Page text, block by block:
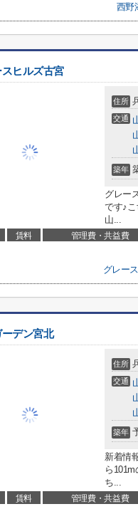
西野
スヒルズ古宮
住所
交通
築年
グレー
です♪
山...
賃料 管理費・共益費
グレー
デン宮北
住所
交通
築年
新着情
ら
ち...
賃料 管理費・共益費